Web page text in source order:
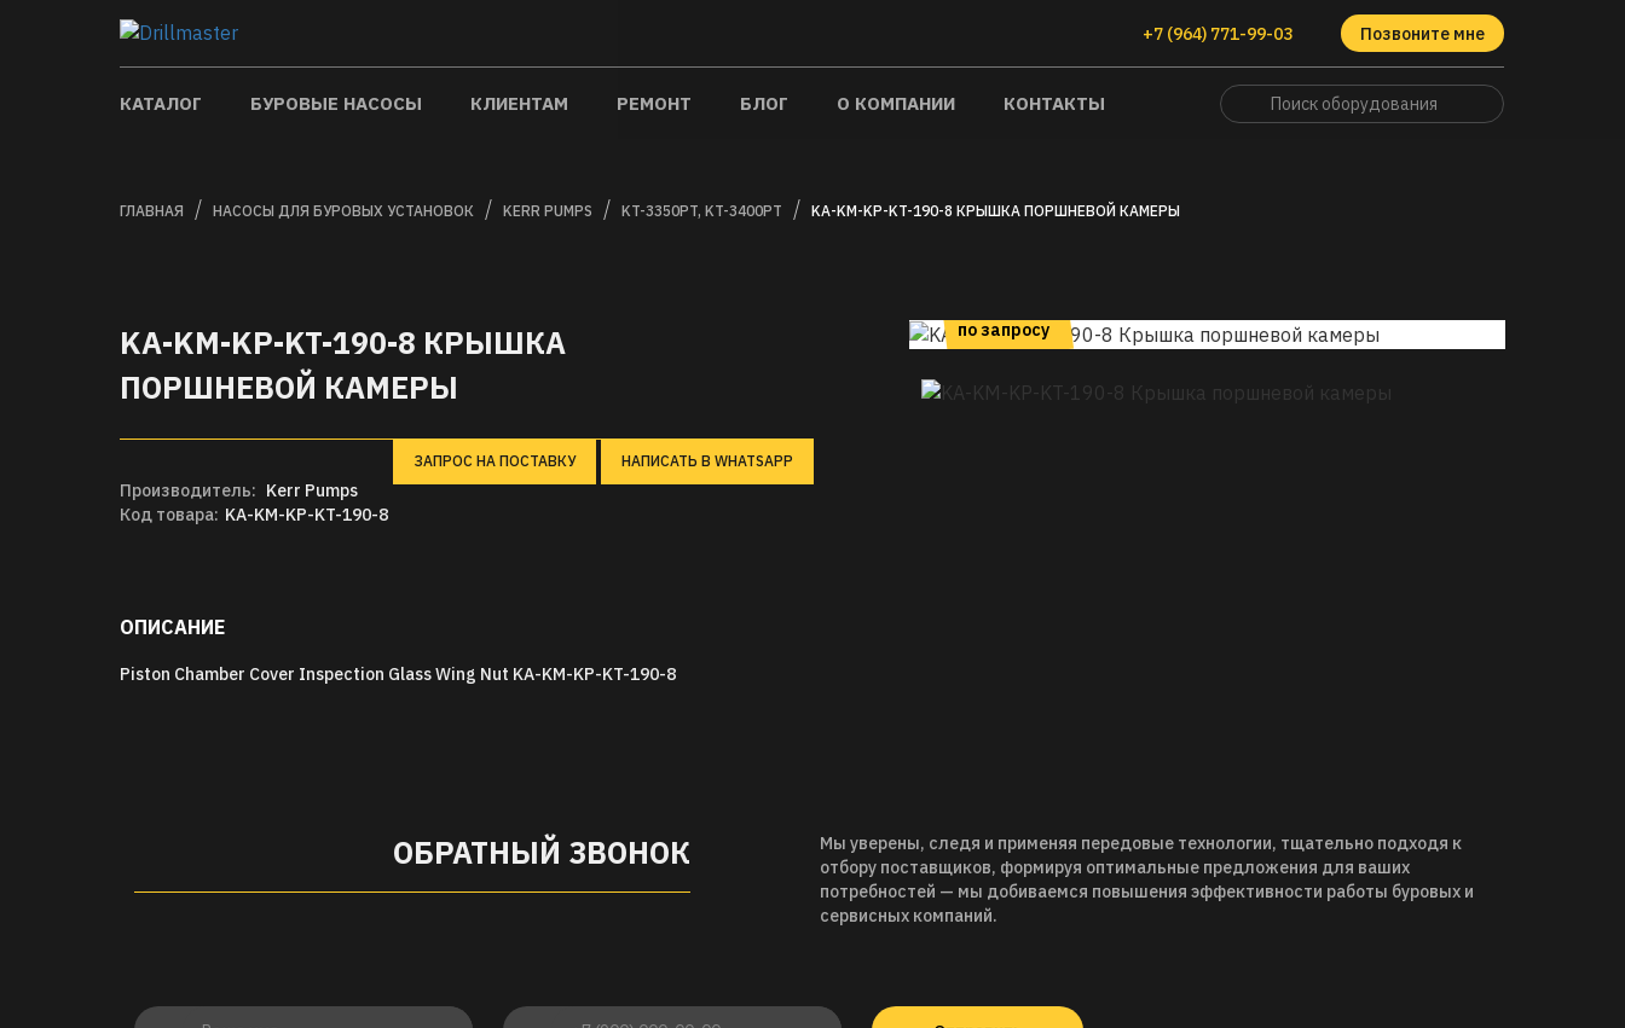
+7 (964) 771-99-03 Позвоните мне
КАТАЛОГ БУРОВЫЕ НАСОСЫ КЛИЕНТАМ РЕМОНТ БЛОГ О КОМПАНИИ КОНТАКТЫ
ГЛАВНАЯ НАСОСЫ ДЛЯ БУРОВЫХ УСТАНОВОК KERR PUMPS KT-3350PT, KT-3400PT KA-KM-KP-KT-190-8 КРЫШКА ПОРШНЕВОЙ КАМЕРЫ
KA-KM-KP-KT-190-8 КРЫШКА
ПОРШНЕВОЙ КАМЕРЫ
ЗАПРОС НА ПОСТАВКУ НАПИСАТЬ В WHATSAPP
Производитель: Kerr Pumps
Код товара: KA-KM-KP-KT-190-8
ОПИСАНИЕ
Piston Chamber Cover Inspection Glass Wing Nut KA-KM-KP-KT-190-8
по запросу
ОБРАТНЫЙ ЗВОНОК
Мы уверены, следя и применяя передовые технологии, тщательно подходя к
отбору поставщиков, формируя оптимальные предложения для ваших
потребностей — мы добиваемся повышения эффективности работы буровых и
сервисных компаний.